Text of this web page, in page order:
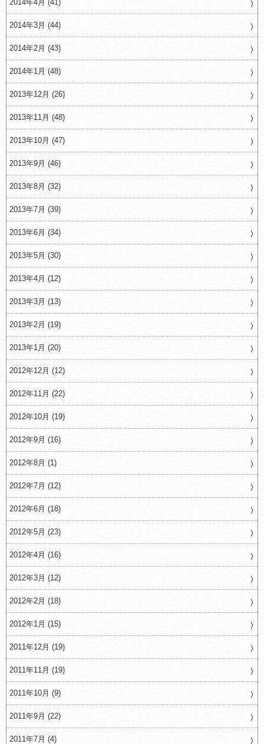
2014年4月 (41)
2014年3月 (44)
2014年2月 (43)
2014年1月 (48)
2013年12月 (26)
2013年11月 (48)
2013年10月 (47)
2013年9月 (46)
2013年8月 (32)
2013年7月 (39)
2013年6月 (34)
2013年5月 (30)
2013年4月 (12)
2013年3月 (13)
2013年2月 (19)
2013年1月 (20)
2012年12月 (12)
2012年11月 (22)
2012年10月 (19)
2012年9月 (16)
2012年8月 (1)
2012年7月 (12)
2012年6月 (18)
2012年5月 (23)
2012年4月 (16)
2012年3月 (12)
2012年2月 (18)
2012年1月 (15)
2011年12月 (19)
2011年11月 (19)
2011年10月 (9)
2011年9月 (22)
2011年7月 (4)